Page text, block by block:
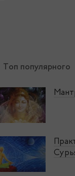
Топ популярного